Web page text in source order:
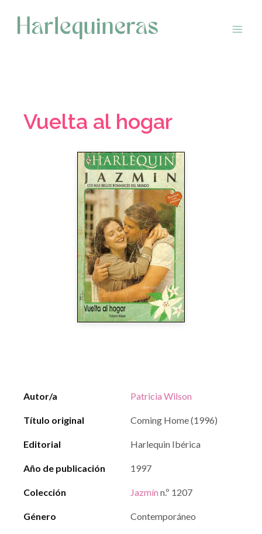
contenido
Vuelta al hogar
Autor/a Patricia Wilson
Título original Coming Home (1996)
Editorial Harlequin Ibérica
Año de publicación 1997
Colección Jazmín n.º 1207
Género Contemporáneo